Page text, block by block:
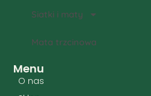
Menu
O nas
Siatki i maty
Mata trzcinowa